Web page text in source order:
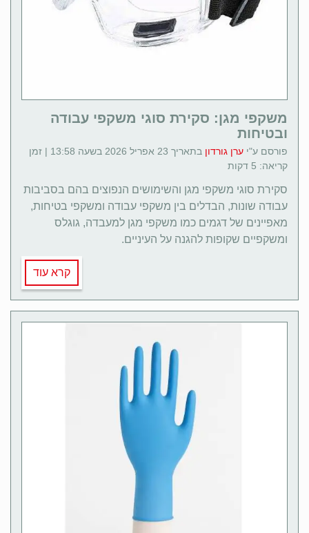
משקפי מגן: סקירת סוגי משקפי עבודה
ובטיחות
פורסם ע"י ערן גורדון
בתאריך 23 אפריל 2026 בשעה 13:58 | זמן
קריאה: 5 דקות
סקירת סוגי משקפי מגן והשימושים הנפוצים בהם בסביבות
עבודה שונות, הבדלים בין משקפי עבודה ומשקפי בטיחות,
מאפיינים של דגמים כמו משקפי מגן למעבדה, גוגלס
ומשקפיים שקופות להגנה על העיניים.
קרא עוד